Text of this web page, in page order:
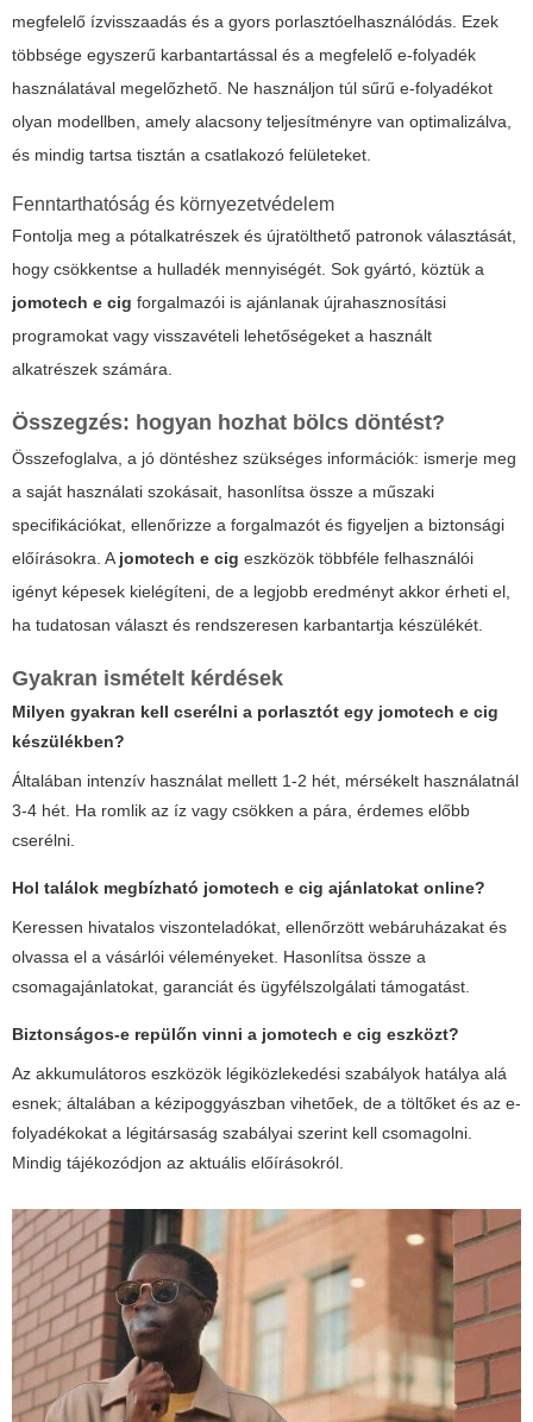
megfelelő ízvisszaadás és a gyors porlasztóelhasználódás. Ezek
többsége egyszerű karbantartással és a megfelelő e-folyadék
használatával megelőzhető. Ne használjon túl sűrű e-folyadékot
olyan modellben, amely alacsony teljesítményre van optimalizálva,
és mindig tartsa tisztán a csatlakozó felületeket.
Fenntarthatóság és környezetvédelem
Fontolja meg a pótalkatrészek és újratölthető patronok választását,
hogy csökkentse a hulladék mennyiségét. Sok gyártó, köztük a
jomotech e cig forgalmazói is ajánlanak újrahasznosítási
programokat vagy visszavételi lehetőségeket a használt
alkatrészek számára.
Összegzés: hogyan hozhat bölcs döntést?
Összefoglalva, a jó döntéshez szükséges információk: ismerje meg
a saját használati szokásait, hasonlítsa össze a műszaki
specifikációkat, ellenőrizze a forgalmazót és figyeljen a biztonsági
előírásokra. Ajomotech e cig eszközök többféle felhasználói
igényt képesek kielégíteni, de a legjobb eredményt akkor érheti el,
ha tudatosan választ és rendszeresen karbantartja készülékét.
Gyakran ismételt kérdések
Milyen gyakran kell cserélni a porlasztót egy jomotech e cig
készülékben?
Általában intenzív használat mellett 1-2 hét, mérsékelt használatnál
3-4 hét. Ha romlik az íz vagy csökken a pára, érdemes előbb
cserélni.
Hol találok megbízható jomotech e cig ajánlatokat online?
Keressen hivatalos viszonteladókat, ellenőrzött webáruházakat és
olvassa el a vásárlói véleményeket. Hasonlítsa össze a
csomagajánlatokat, garanciát és ügyfélszolgálati támogatást.
Biztonságos-e repülőn vinni a jomotech e cig eszközt?
Az akkumulátoros eszközök légiközlekedési szabályok hatálya alá
esnek; általában a kézipoggyászban vihetőek, de a töltőket és az e-
folyadékokat a légitársaság szabályai szerint kell csomagolni.
Mindig tájékozódjon az aktuális előírásokról.